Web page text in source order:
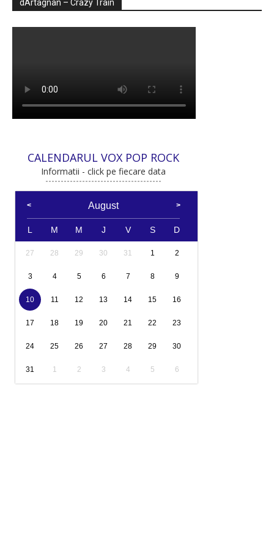
dArtagnan – Crazy Train
CALENDARUL VOX POP ROCK
Informatii - click pe fiecare data
August
L M M J V S D
27 28 29 30 31 1 2
3 4 5 6 7 8 9
10 11 12 13 14 15 16
17 18 19 20 21 22 23
24 25 26 27 28 29 30
31 1 2 3 4 5 6